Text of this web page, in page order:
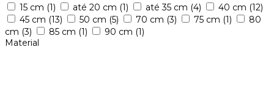
15 cm (1) até 20 cm (1) até 35 cm (4) 40 cm (12)
45 cm (13) 50 cm (5) 70 cm (3) 75 cm (1)
80
cm (3) 85 cm (1) 90 cm (1)
Material